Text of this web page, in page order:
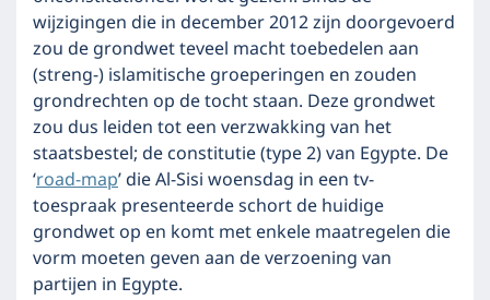
wijzigingen die in december 2012 zijn doorgevoerd
zou de grondwet teveel macht toebedelen aan
(streng-) islamitische groeperingen en zouden
grondrechten op de tocht staan. Deze grondwet
zou dus leiden tot een verzwakking van het
staatsbestel; de constitutie (type 2) van Egypte. De
‘road-map’ die Al-Sisi woensdag in een tv-
toespraak presenteerde schort de huidige
grondwet op en komt met enkele maatregelen die
vorm moeten geven aan de verzoening van
partijen in Egypte.